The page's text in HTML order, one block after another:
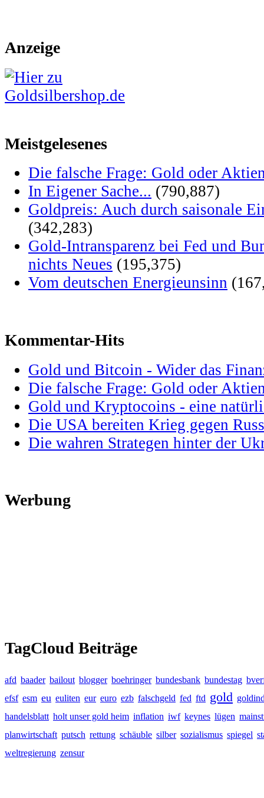
Anzeige
Meistgelesenes
Die falsche Frage: Gold oder
In Eigener Sache... (790,887)
Goldpreis: Auch durch saisonale
(342,283)
Gold-Intransparenz bei Fed und
nichts Neues (195,375)
Vom deutschen Energieunsinn
Kommentar-Hits
Gold und Bitcoin - Wider das
Die falsche Frage: Gold oder
Gold und Kryptocoins - eine
Die USA bereiten Krieg gegen
Die wahren Strategen hinter der
Werbung
TagCloud Beiträge
afd baader bailout blogger boehringer bundesbank bundestag
efsf esm eu euliten eur euro ezb falschgeld fed ftd gold
handelsblatt holt unser gold heim inflation iwf keynes lügen
planwirtschaft putsch rettung schäuble silber sozialismus spiegel
weltregierung zensur